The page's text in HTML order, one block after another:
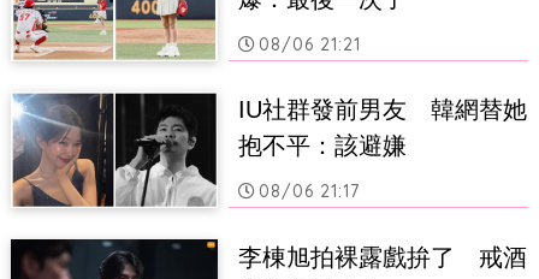
08/06 21:21
IU社群發前男友　韓網替她
抱不平：該避嫌
08/06 21:17
李棟旭拍裸露戲拚了　戒酒